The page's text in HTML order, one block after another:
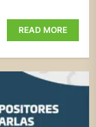
READ MORE